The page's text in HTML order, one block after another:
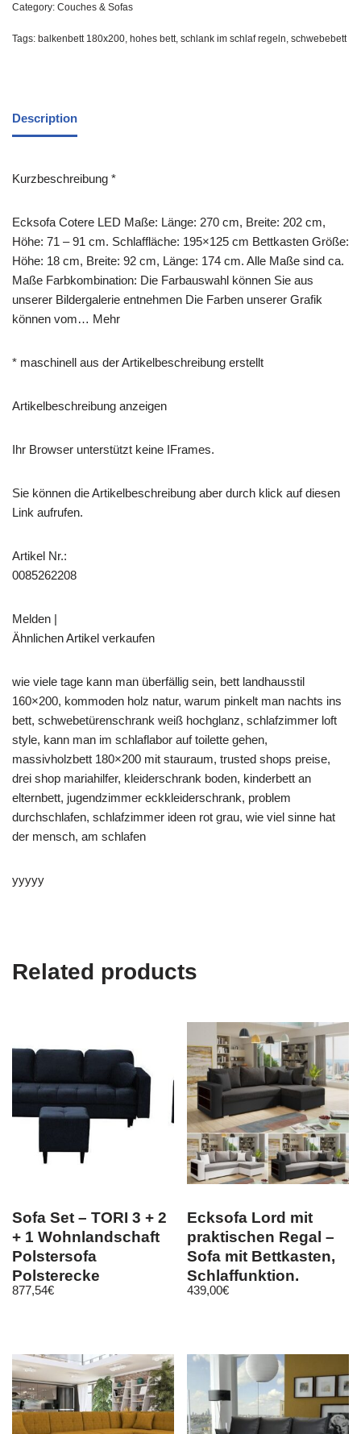
Category: Couches & Sofas
Tags: balkenbett 180x200 hohes bett schlank im schlaf regeln schwebebett
Description
Kurzbeschreibung *
Ecksofa Cotere LED Maße: Länge: 270 cm, Breite: 202 cm,
Höhe: 71 – 91 cm. Schlaffläche: 195×125 cm Bettkasten Größe:
Höhe: 18 cm, Breite: 92 cm, Länge: 174 cm. Alle Maße sind ca.
Maße Farbkombination: Die Farbauswahl können Sie aus
unserer Bildergalerie entnehmen Die Farben unserer Grafik
können vom… Mehr
* maschinell aus der Artikelbeschreibung erstellt
Artikelbeschreibung anzeigen
Ihr Browser unterstützt keine IFrames.
Sie können die Artikelbeschreibung aber durch klick auf diesen
Link aufrufen.
Artikel Nr.:
0085262208
Melden |
Ähnlichen Artikel verkaufen
wie viele tage kann man überfällig sein, bett landhausstil
160×200, kommoden holz natur, warum pinkelt man nachts ins
bett, schwebetürenschrank weiß hochglanz, schlafzimmer loft
style, kann man im schlaflabor auf toilette gehen,
massivholzbett 180×200 mit stauraum, trusted shops preise,
drei shop mariahilfer, kleiderschrank boden, kinderbett an
elternbett, jugendzimmer eckkleiderschrank, problem
durchschlafen, schlafzimmer ideen rot grau, wie viel sinne hat
der mensch, am schlafen
yyyyy
Related products
Sofa Set – TORI 3 + 2
+ 1 Wohnlandschaft
Polstersofa
Polsterecke
Schlaffunktion
877,54€
Ecksofa Lord mit
praktischen Regal –
Sofa mit Bettkasten,
Schlaffunktion,
Schlafsofa
439,00€